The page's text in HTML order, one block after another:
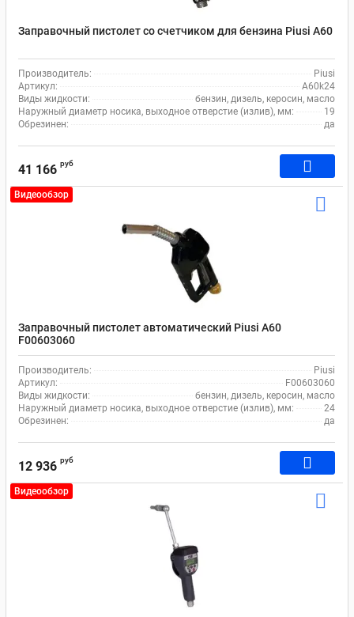
Заправочный пистолет со счетчиком для бензина Piusi А60
Производитель:
Piusi
Артикул:
A60k24
Виды жидкости:
бензин, дизель, керосин, масло
Наружный диаметр носика, выходное отверстие (излив), мм:
19
Обрезинен:
да
41 166 руб
Видеообзор
Заправочный пистолет автоматический Piusi А60
F00603060
Производитель:
Piusi
Артикул:
F00603060
Виды жидкости:
бензин, дизель, керосин, масло
Наружный диаметр носика, выходное отверстие (излив), мм:
24
Обрезинен:
да
12 936 руб
Видеообзор